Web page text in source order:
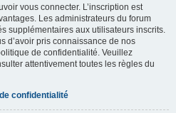
vous connecter. L’inscription est
Les administrateurs du forum
supplémentaires aux utilisateurs inscrits.
d’avoir pris connaissance de nos
de confidentialité. Veuillez
attentivement toutes les règles du
confidentialité